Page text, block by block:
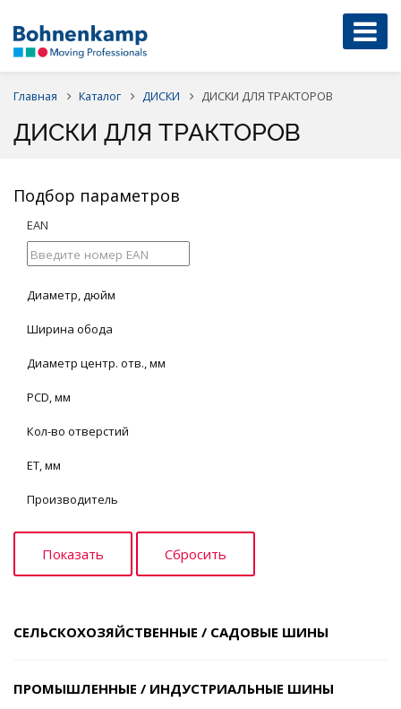
Главная Каталог ДИСКИ ДИСКИ ДЛЯ ТРАКТОРОВ
ДИСКИ ДЛЯ ТРАКТОРОВ
Подбор параметров
EAN
Диаметр, дюйм
Ширина обода
Диаметр центр. отв., мм
PCD, мм
Кол-во отверстий
ET, мм
Производитель
СЕЛЬСКОХОЗЯЙСТВЕННЫЕ / САДОВЫЕ ШИНЫ
ПРОМЫШЛЕННЫЕ / ИНДУСТРИАЛЬНЫЕ ШИНЫ